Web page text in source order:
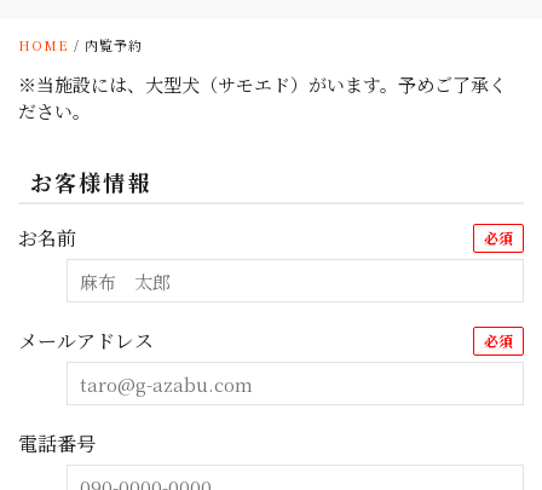
HOME / 内覧予約
※当施設には、大型犬（サモエド）がいます。予めご了承く
ださい。
お客様情報
お名前 必須
メールアドレス 必須
電話番号